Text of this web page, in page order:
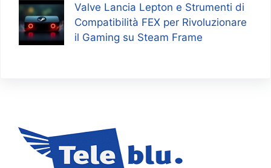
Valve Lancia Lepton e Strumenti di
Compatibilità FEX per Rivoluzionare
il Gaming su Steam Frame